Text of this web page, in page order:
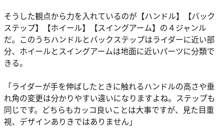
そうした観点から力を入れているのが【ハンドル】【バック
ステップ】【ホイール】【スイングアーム】の４ジャンル
だ。このうちハンドルとバックステップはライダーに近い部
分、ホイールとスイングアームは地面に近いパーツに分類で
きる。
「ライダーが手を伸ばしたときに触れるハンドルの高さや垂
れ角の変更は分かりやすい違いになりますよね。ステップも
同じです。どちらもカッコ良いことは大事ですが、見た目重
視、デザインありきではありません」